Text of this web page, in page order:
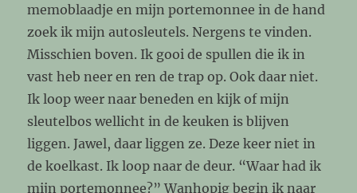
memoblaadje en mijn portemonnee in de hand
zoek ik mijn autosleutels. Nergens te vinden.
Misschien boven. Ik gooi de spullen die ik in
vast heb neer en ren de trap op. Ook daar niet.
Ik loop weer naar beneden en kijk of mijn
sleutelbos wellicht in de keuken is blijven
liggen. Jawel, daar liggen ze. Deze keer niet in
de koelkast. Ik loop naar de deur. “Waar had ik
mijn portemonnee?” Wanhopig begin ik naar